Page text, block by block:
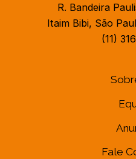
R. Bandeira
Itaim Bibi, São
(11)
Fale